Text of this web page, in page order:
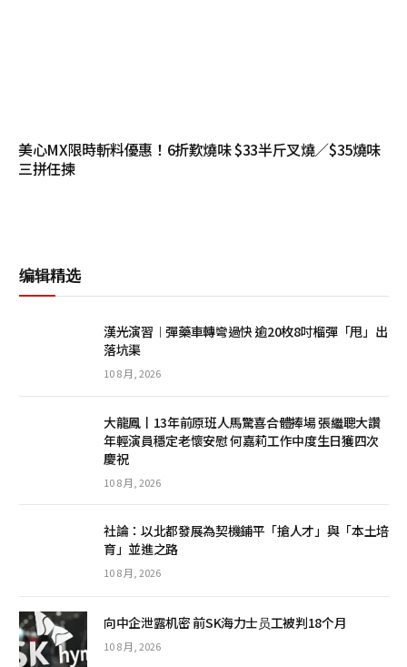
美心MX限時斬料優惠！6折歎燒味 $33半斤叉燒／$35燒味
三拼任揀
编辑精选
漢光演習︱彈藥車轉彎過快 逾20枚8吋榴彈「甩」出
落坑渠
10 8 月, 2026
大龍鳳丨13年前原班人馬驚喜合體捧場 張繼聰大讚
年輕演員穩定老懷安慰 何嘉莉工作中度生日獲四次
慶祝
10 8 月, 2026
社論：以北都發展為契機鋪平「搶人才」與「本土培
育」並進之路
10 8 月, 2026
向中企泄露机密 前SK海力士员工被判18个月
10 8 月, 2026